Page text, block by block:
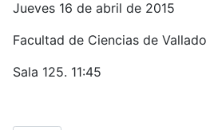
Jueves 16 de abril de 2015
Facultad de Ciencias de
Sala 125. 11:45